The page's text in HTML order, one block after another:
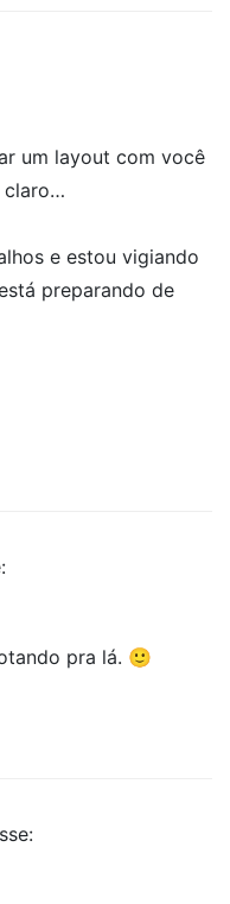
um layout com você
claro…
e estou vigiando
preparando de
pra lá. 🙂